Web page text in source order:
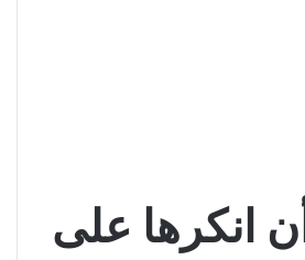
انكرها على